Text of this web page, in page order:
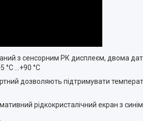
з сенсорним РК дисплеєм, двома
°С ...+90 °С
дозволяють підтримувати
рідкокристалічний екран з